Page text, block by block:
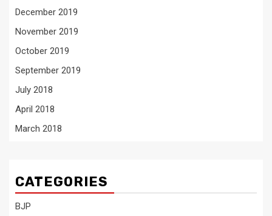
December 2019
November 2019
October 2019
September 2019
July 2018
April 2018
March 2018
CATEGORIES
BJP